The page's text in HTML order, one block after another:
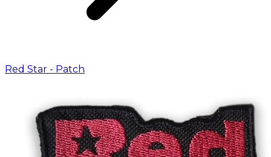
Red Star - Patch